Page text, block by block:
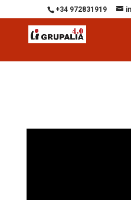
+34 972831919